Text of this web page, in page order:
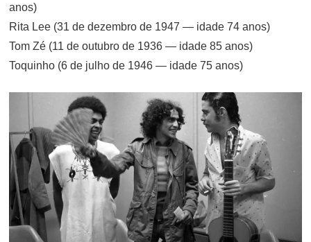
anos)
Rita Lee (31 de dezembro de 1947 — idade 74 anos)
Tom Zé (11 de outubro de 1936 — idade 85 anos)
Toquinho (6 de julho de 1946 — idade 75 anos)